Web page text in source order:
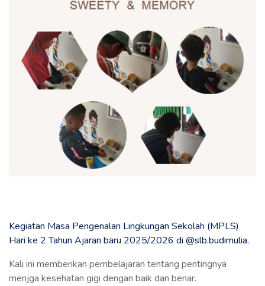
Kegiatan Masa Pengenalan Lingkungan Sekolah (MPLS)
Hari ke 2 Tahun Ajaran baru 2025/2026 di @slb.budimulia.
Kali ini memberikan pembelajaran tentang pentingnya
menjga kesehatan gigi dengan baik dan benar.